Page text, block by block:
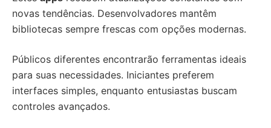
novas tendências. Desenvolvadores mantêm
bibliotecas sempre frescas com opções modernas.
Públicos diferentes encontrarão ferramentas ideais
para suas necessidades. Iniciantes preferem
interfaces simples, enquanto entusiastas buscam
controles avançados.